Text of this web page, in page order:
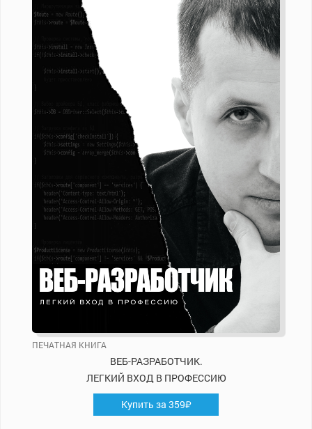
ПЕЧАТНАЯ КНИГА
ВЕБ-РАЗРАБОТЧИК.
ЛЕГКИЙ ВХОД В ПРОФЕССИЮ
Купить за 359₽